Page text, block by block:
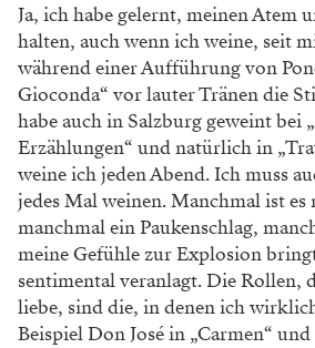
Ja, ich habe gelernt, meinen Atem
halten, auch wenn ich weine, seit
während einer Aufführung von
Gioconda“ vor lauter Tränen die
habe auch in Salzburg geweint bei
Erzählungen“ und natürlich in
weine ich jeden Abend. Ich muss
jedes Mal weinen. Manchmal ist es
manchmal ein Paukenschlag,
meine Gefühle zur Explosion
sentimental veranlagt. Die Rollen,
liebe, sind die, in denen ich
Beispiel Don José in „Carmen“